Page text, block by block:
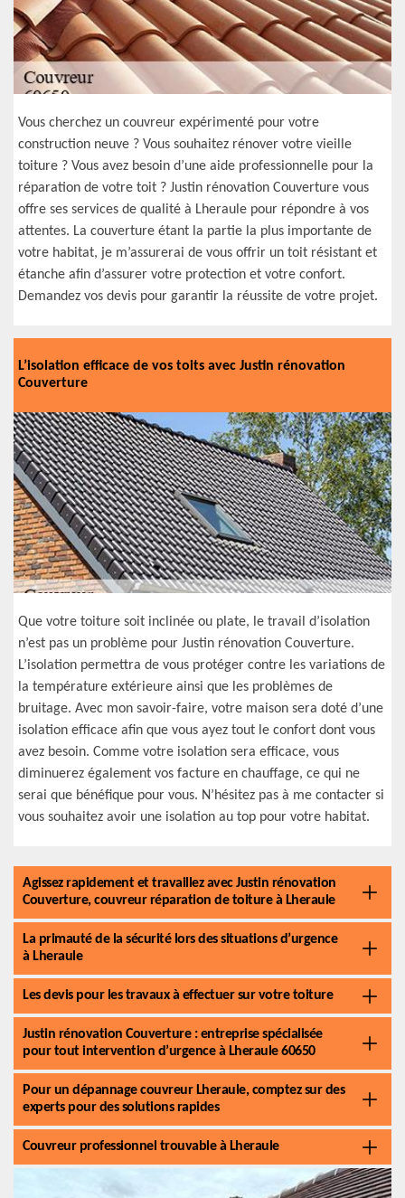
Vous cherchez un couvreur expérimenté pour votre
construction neuve ? Vous souhaitez rénover votre vieille
toiture ? Vous avez besoin d’une aide professionnelle pour la
réparation de votre toit ? Justin rénovation Couverture vous
offre ses services de qualité à Lheraule pour répondre à vos
attentes. La couverture étant la partie la plus importante de
votre habitat, je m’assurerai de vous offrir un toit résistant et
étanche afin d’assurer votre protection et votre confort.
Demandez vos devis pour garantir la réussite de votre projet.
L’isolation efficace de vos toits avec Justin rénovation
Couverture
Que votre toiture soit inclinée ou plate, le travail d’isolation
n’est pas un problème pour Justin rénovation Couverture.
L’isolation permettra de vous protéger contre les variations de
la température extérieure ainsi que les problèmes de
bruitage. Avec mon savoir-faire, votre maison sera doté d’une
isolation efficace afin que vous ayez tout le confort dont vous
avez besoin. Comme votre isolation sera efficace, vous
diminuerez également vos facture en chauffage, ce qui ne
serai que bénéfique pour vous. N’hésitez pas à me contacter si
vous souhaitez avoir une isolation au top pour votre habitat.
Agissez rapidement et travaillez avec Justin rénovation
Couverture, couvreur réparation de toiture à Lheraule
La primauté de la sécurité lors des situations d’urgence
à Lheraule
Les devis pour les travaux à effectuer sur votre toiture
Justin rénovation Couverture : entreprise spécialisée
pour tout intervention d’urgence à Lheraule 60650
Pour un dépannage couvreur Lheraule, comptez sur des
experts pour des solutions rapides
Couvreur professionnel trouvable à Lheraule